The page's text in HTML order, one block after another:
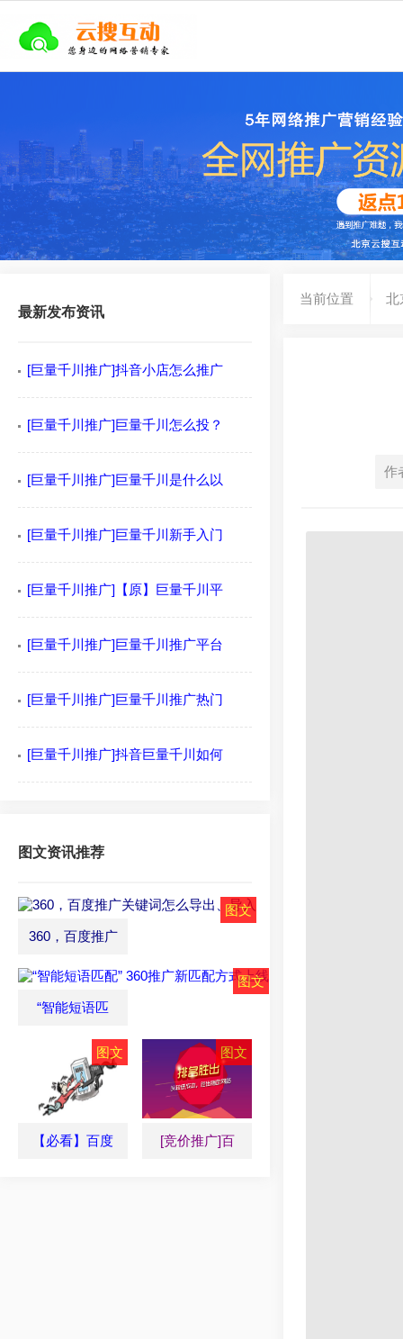
最新发布资讯
[巨量千川推广]抖音小店怎么推广
[巨量千川推广]巨量千川怎么投？
[巨量千川推广]巨量千川是什么以
[巨量千川推广]巨量千川新手入门
[巨量千川推广]【原】巨量千川平
[巨量千川推广]巨量千川推广平台
[巨量千川推广]巨量千川推广热门
[巨量千川推广]抖音巨量千川如何
图文资讯推荐
360，百度推广
“智能短语匹
【必看】百度 [竞价推广]百
当前位置 北
作